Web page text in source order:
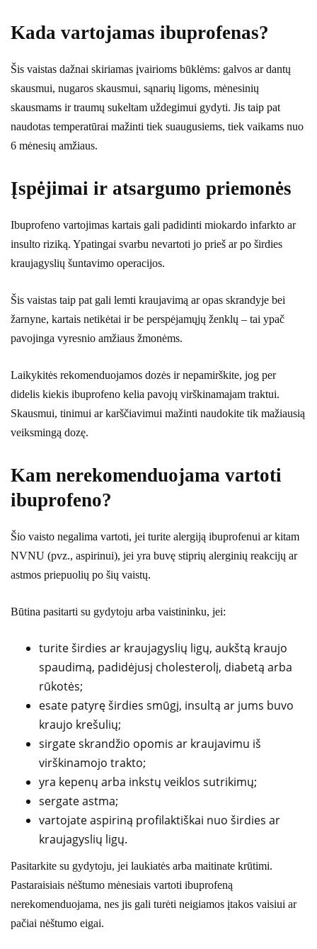
Kada vartojamas ibuprofenas?
Šis vaistas dažnai skiriamas įvairioms būklėms: galvos ar dantų
skausmui, nugaros skausmui, sąnarių ligoms, mėnesinių
skausmams ir traumų sukeltam uždegimui gydyti. Jis taip pat
naudotas temperatūrai mažinti tiek suaugusiems, tiek vaikams nuo
6 mėnesių amžiaus.
Įspėjimai ir atsargumo priemonės
Ibuprofeno vartojimas kartais gali padidinti miokardo infarkto ar
insulto riziką. Ypatingai svarbu nevartoti jo prieš ar po širdies
kraujagyslių šuntavimo operacijos.
Šis vaistas taip pat gali lemti kraujavimą ar opas skrandyje bei
žarnyne, kartais netikėtai ir be perspėjamųjų ženklų – tai ypač
pavojinga vyresnio amžiaus žmonėms.
Laikykitės rekomenduojamos dozės ir nepamirškite, jog per
didelis kiekis ibuprofeno kelia pavojų virškinamajam traktui.
Skausmui, tinimui ar karščiavimui mažinti naudokite tik mažiausią
veiksmingą dozę.
Kam nerekomenduojama vartoti
ibuprofeno?
Šio vaisto negalima vartoti, jei turite alergiją ibuprofenui ar kitam
NVNU (pvz., aspirinui), jei yra buvę stiprių alerginių reakcijų ar
astmos priepuolių po šių vaistų.
Būtina pasitarti su gydytoju arba vaistininku, jei:
turite širdies ar kraujagyslių ligų, aukštą kraujo
spaudimą, padidėjusį cholesterolį, diabetą arba
rūkotės;
esate patyrę širdies smūgį, insultą ar jums buvo
kraujo krešulių;
sirgate skrandžio opomis ar kraujavimu iš
virškinamojo trakto;
yra kepenų arba inkstų veiklos sutrikimų;
sergate astma;
vartojate aspiriną profilaktiškai nuo širdies ar
kraujagyslių ligų.
Pasitarkite su gydytoju, jei laukiatės arba maitinate krūtimi.
Pastaraisiais nėštumo mėnesiais vartoti ibuprofeną
nerekomenduojama, nes jis gali turėti neigiamos įtakos vaisiui ar
pačiai nėštumo eigai.